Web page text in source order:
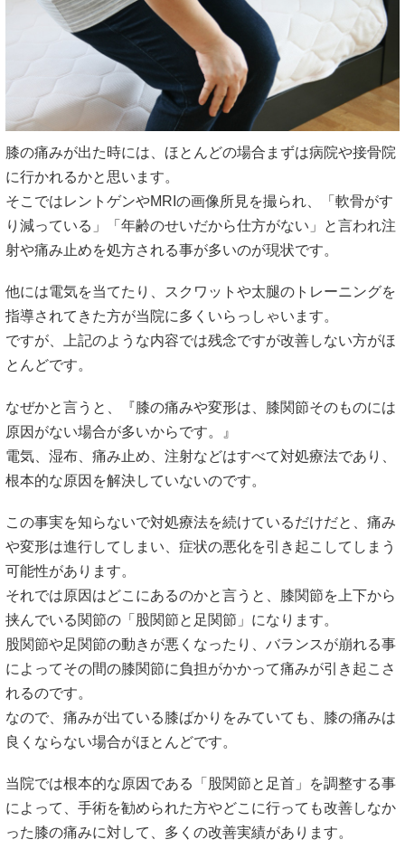
膝の痛みが出た時には、ほとんどの場合まずは病院や接骨院
に行かれるかと思います。
そこではレントゲンやMRIの画像所見を撮られ、「軟骨がす
り減っている」「年齢のせいだから仕方がない」と言われ注
射や痛み止めを処方される事が多いのが現状です。
他には電気を当てたり、スクワットや太腿のトレーニングを
指導されてきた方が当院に多くいらっしゃいます。
ですが、上記のような内容では残念ですが改善しない方がほ
とんどです。
なぜかと言うと、『膝の痛みや変形は、膝関節そのものには
原因がない場合が多いからです。』
電気、湿布、痛み止め、注射などはすべて対処療法であり、
根本的な原因を解決していないのです。
この事実を知らないで対処療法を続けているだけだと、痛み
や変形は進行してしまい、症状の悪化を引き起こしてしまう
可能性があります。
それでは原因はどこにあるのかと言うと、膝関節を上下から
挟んでいる関節の「股関節と足関節」になります。
股関節や足関節の動きが悪くなったり、バランスが崩れる事
によってその間の膝関節に負担がかかって痛みが引き起こさ
れるのです。
なので、痛みが出ている膝ばかりをみていても、膝の痛みは
良くならない場合がほとんどです。
当院では根本的な原因である「股関節と足首」を調整する事
によって、手術を勧められた方やどこに行っても改善しなか
った膝の痛みに対して、多くの改善実績があります。